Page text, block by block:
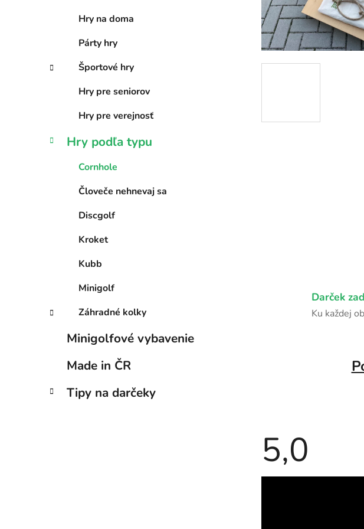
Hry na doma
Párty hry
Športové hry
Hry pre seniorov
Hry pre verejnosť
Hry podľa typu
Cornhole
Človeče nehnevaj sa
Discgolf
Kroket
Kubb
Minigolf
Záhradné kolky
Minigolfové vybavenie
Made in ČR
Tipy na darčeky
Darček
Ku každej
5,0
Priemerné